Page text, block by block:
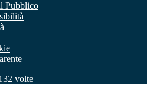
Pubblico
volte